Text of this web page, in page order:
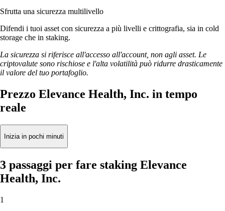
Sfrutta una sicurezza multilivello
Difendi i tuoi asset con sicurezza a più livelli e crittografia, sia in cold
storage che in staking.
La sicurezza si riferisce all'accesso all'account, non agli asset. Le
criptovalute sono rischiose e l'alta volatilità può ridurre drasticamente
il valore del tuo portafoglio.
Prezzo Elevance Health, Inc. in tempo
reale
Inizia in pochi minuti
3 passaggi per fare staking Elevance
Health, Inc.
1